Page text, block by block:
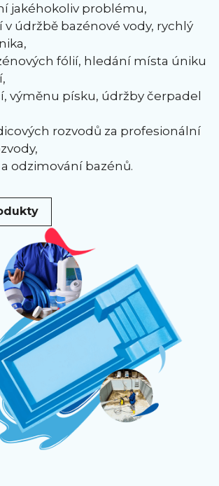
jakéhokoliv problému,
v údržbě bazénové vody, rychlý
fólií, hledání místa úniku
výměnu písku, údržby čerpadel
rozvodů za profesionální
odzimování bazénů.